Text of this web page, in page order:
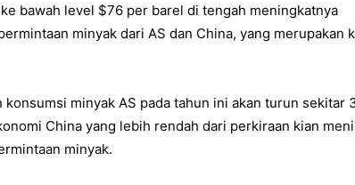
bawah level $76 per barel di tengah meningkatnya
minyak dari AS dan China, yang merupakan
minyak AS pada tahun ini akan turun sekitar
China yang lebih rendah dari perkiraan kian
minyak.